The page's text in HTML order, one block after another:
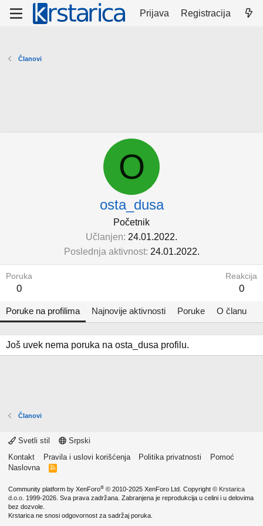
Prijava Registracija
Članovi
O
osta_dusa
Početnik
Učlanjen 24.01.2022.
Poslednja aktivnost 24.01.2022.
Poruka
0
Reakcija
0
Poruke na profilima Najnovije aktivnosti Poruke O članu
Još uvek nema poruka na osta_dusa profilu.
Članovi
Svetli stil
Srpski
Kontakt
Pravila i uslovi korišćenja Politika privatnosti
Pomoć
Naslovna
R
Community platform by XenForo® © 2010-2025 XenForo Ltd. Copyright © Krstarica
d.o.o. 1999-2026. Sva prava zadržana. Zabranjena je reprodukcija u celini i u delovima
bez dozvole.
Krstarica ne snosi odgovornost za sadržaj poruka.